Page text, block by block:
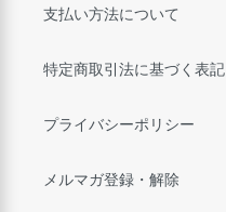
支払い方法について
特定商取引法に基づく表記
プライバシーポリシー
メルマガ登録・解除